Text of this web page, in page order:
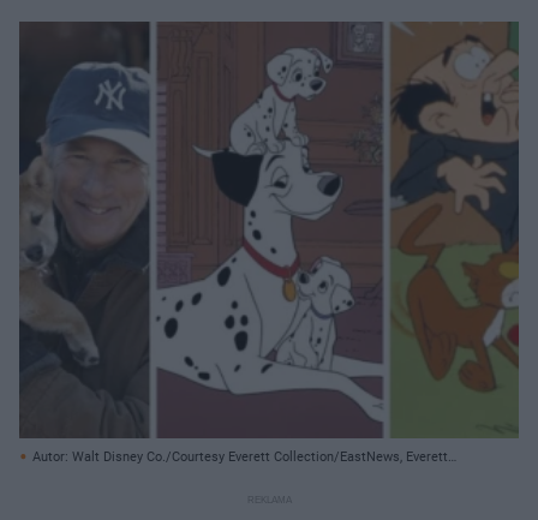
Autor: Walt Disney Co./Courtesy Everett Collection/EastNews, Everett